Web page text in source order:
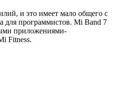
и это имеет мало общего с
для программистов. Mi Band 7
приложениями-
Fitness.